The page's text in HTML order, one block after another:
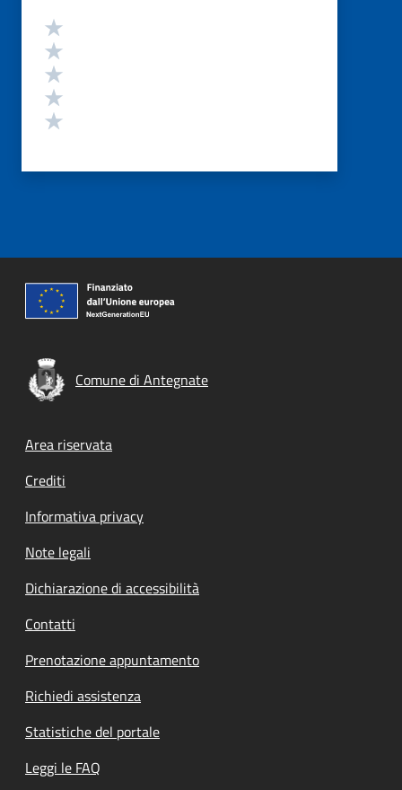
Valutazione
Comune di Antegnate
Footer menu
Area riservata
Crediti
Informativa privacy
Note legali
Dichiarazione di accessibilità
Contatti
Prenotazione appuntamento
Richiedi assistenza
Statistiche del portale
Leggi le FAQ